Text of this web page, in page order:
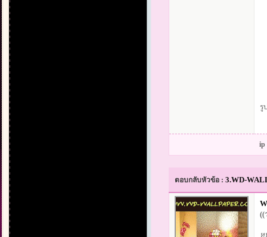
รู
ตอบกลับหัวข้อ : 3.WD-
((
ห